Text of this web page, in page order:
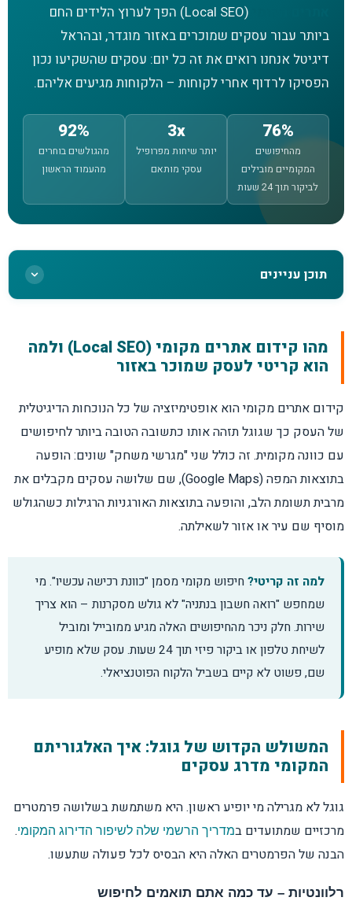
(Local SEO) הפך לערוץ הלידים החם
ביותר עבור עסקים שמוכרים באזור מוגדר, ובהראל
דיגיטל אנחנו רואים את זה כל יום: עסקים שהשקיעו נכון
הפסיקו לרדוף אחרי לקוחות – הלקוחות מגיעים אליהם.
76%
מהחיפושים
המקומיים מובילים
לביקור תוך 24 שעות
3x
יותר שיחות מפרופיל
עסקי מותאם
92%
מהגולשים בוחרים
מהעמוד הראשון
תוכן עניינים
המשולש הקדוש של גוגל: רלוונטיות, קרבה ובולטות
ההבדל בין קידום בגוגל מפות לקידום אורגני לאתר
הפרופיל העסקי של גוגל: הלב הפועם של הקידום
עקביות NAP: הפרט הקטן שגורם לנזק גדול
דפי שירות מקומיים ועסקים ללא כתובת פיזית
פרופיל חזק מול חלש ומדדים למעקב
מהו קידום אתרים מקומי (Local SEO) ולמה
הוא קריטי לעסק שמוכר באזור
קידום אתרים מקומי הוא אופטימיזציה של כל הנוכחות הדיגיטלית
של העסק כך שגוגל תזהה אותו כתשובה הטובה ביותר לחיפושים
עם כוונה מקומית. זה כולל שני "מגרשי משחק" שונים: הופעה
בתוצאות המפה (Google Maps), שם שלושה עסקים מקבלים את
מרבית תשומת הלב, והופעה בתוצאות האורגניות הרגילות כשהגולש
מוסיף שם עיר או אזור לשאילתה.
למה זה קריטי?חיפוש מקומי מסמן "כוונת רכישה עכשיו". מי
שמחפש "רואה חשבון בנתניה" לא גולש מסקרנות – הוא צריך
שירות. חלק ניכר מהחיפושים האלה מגיע ממובייל ומוביל
לשיחת טלפון או ביקור פיזי תוך 24 שעות. עסק שלא מופיע
שם, פשוט לא קיים בשביל הלקוח הפוטנציאלי.
המשולש הקדוש של גוגל: איך האלגוריתם
המקומי מדרג עסקים
גוגל לא מגרילה מי יופיע ראשון. היא משתמשת בשלושה פרמטרים
מרכזיים שמתועדים במדריך הרשמי שלה לשיפור הדירוג המקומי.
הבנה של הפרמטרים האלה היא הבסיס לכל פעולה שתעשו.
רלוונטיות – עד כמה אתם תואמים לחיפוש